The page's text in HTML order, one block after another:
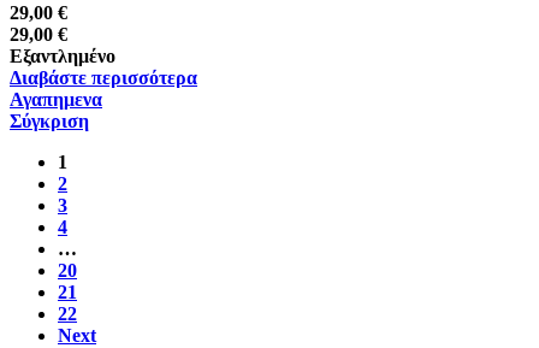
29,00 €
29,00 €
Εξαντλημένο
Διαβάστε περισσότερα
Αγαπημενα
Σύγκριση
1
2
3
4
…
20
21
22
Next